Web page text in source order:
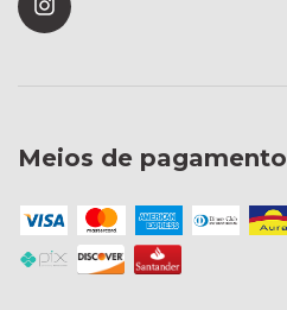
Meios de pagamento